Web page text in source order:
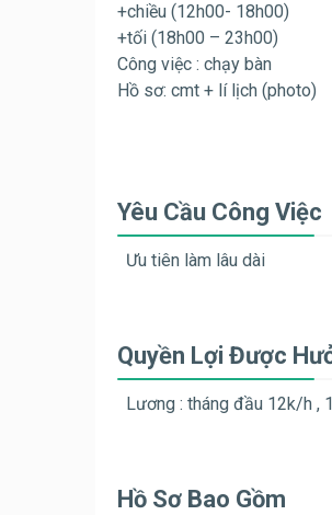
+chiều (12h00- 18h00)
+tối (18h00 – 23h00)
Công việc : chạy bàn
Hồ sơ: cmt + lí lịch (photo)
Yêu Cầu Công Việc
Ưu tiên làm lâu dài
Quyền Lợi Được
Lương : tháng đầu 12k/h ,
Hồ Sơ Bao Gồm